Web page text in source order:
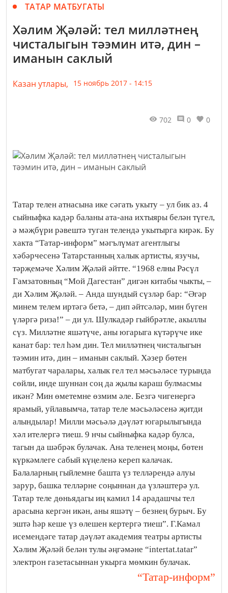
ТАТАР МАТБУГАТЫ
Хәлим Җәләй: тел милләтнең
чисталыгын тәэмин итә, дин –
иманын саклый
Казан утлары, 15 ноябрь 2017 - 14:15
702 0 0
Татар телен атнасына ике сәгать укыту – ул бик аз. 4
сыйныфка кадәр баланы ата-ана ихтыяры белән түгел,
ә мәҗбүри рәвештә туган телендә укытырга кирәк. Бу
хакта “Татар-информ” мәгълүмат агентлыгы
хәбәрчесенә Татарстанның халык артисты, язучы,
тәрҗемәче Хәлим Җәләй әйтте. “1968 елны Рәсүл
Гамзатовның “Мой Дагестан” дигән китабы чыкты, –
ди Хәлим Җәләй. – Анда шундый сүзләр бар: “Әгәр
минем телем иртәгә бетә, – дип әйтсәләр, мин бүген
үләргә риза!” – ди ул. Шулкадәр гыйбрәтле, акыллы
сүз. Милләтне яшәтүче, аны югарыга күтәрүче ике
канат бар: тел һәм дин. Тел милләтнең чисталыгын
тәэмин итә, дин – иманын саклый. Хәзер бөтен
матбугат чаралары, халык гел тел мәсьәләсе турында
сөйли, инде шуннан соң да җылы караш булмасмы
икән? Мин өметемне өзмим әле. Безгә чигенергә
ярамый, уйлавымча, татар теле мәсьәләсенә җитди
алындылар! Милли мәсьәлә дәүләт югарылыгында
хәл ителергә тиеш. 9 нчы сыйныфка кадәр булса,
тагын да шәбрәк булачак. Ана теленең моңы, бөтен
күркәмлеге сабый күңеленә кереп калачак.
Балаларның гыйлемне башта үз телләрендә алуы
зарур, башка телләрне соңыннан да үзләштерә ул.
Татар теле дөньядагы иң камил 14 арадашчы тел
арасына кергән икән, аны яшәтү – безнең бурыч. Бу
эштә һәр кеше үз өлешен кертергә тиеш”. Г.Камал
исемендәге татар дәүләт академия театры артисты
Хәлим Җәләй белән тулы әңгәмәне “intertat.tatar”
электрон газетасыннан укырга мөмкин булачак.
“Татар-информ”